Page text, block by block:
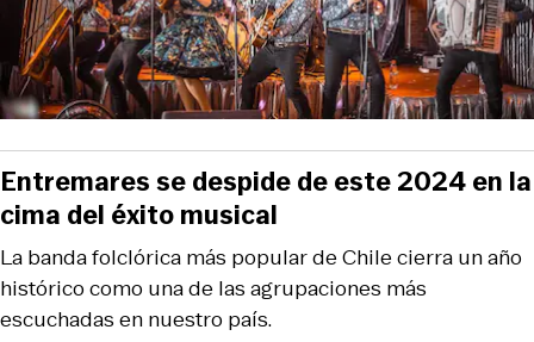
La banda folclórica más popular de Chile cierra un año
histórico como una de las agrupaciones más
escuchadas en nuestro país.
Entremares se despide de este 2024 en la
cima del éxito musical